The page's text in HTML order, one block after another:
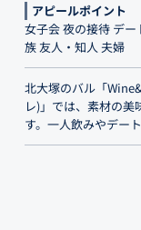
アピールポイント
女子会 夜の接待 デ
族 友人・知人 夫婦
北大塚のバル「
レ)」では、素材の
す。一人飲みやデー